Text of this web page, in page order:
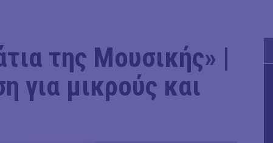
της Μουσικής» |
για μικρούς και